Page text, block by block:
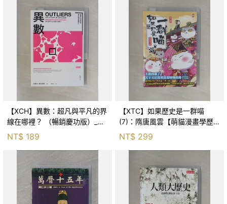
【XCH】異數：超凡與平凡的界
線在哪裡？ （暢銷慶功版）_麥
爾坎．葛拉威爾, 廖月娟
NT$ 189
【XTC】如果歷史是一群喵
(7)：隋唐風雲【萌貓漫畫學歷
史】_肥志
NT$ 299